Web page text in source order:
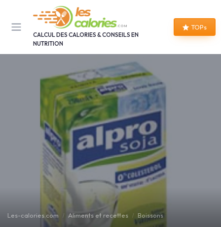
CALCUL DES CALORIES & CONSEILS EN
NUTRITION
TOPs
Les-calories.com Aliments et recettes Boissons
Panneau de gestion des cookies